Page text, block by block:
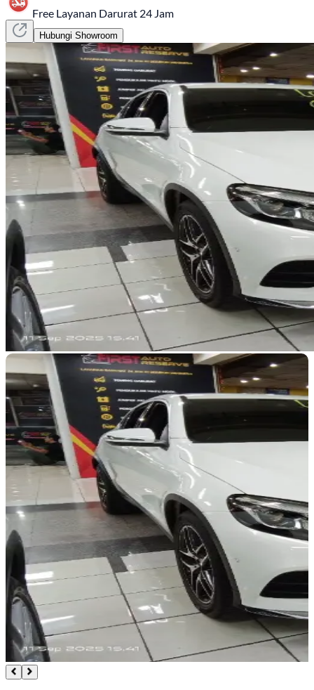
Free Layanan Darurat 24 Jam
Hubungi Showroom